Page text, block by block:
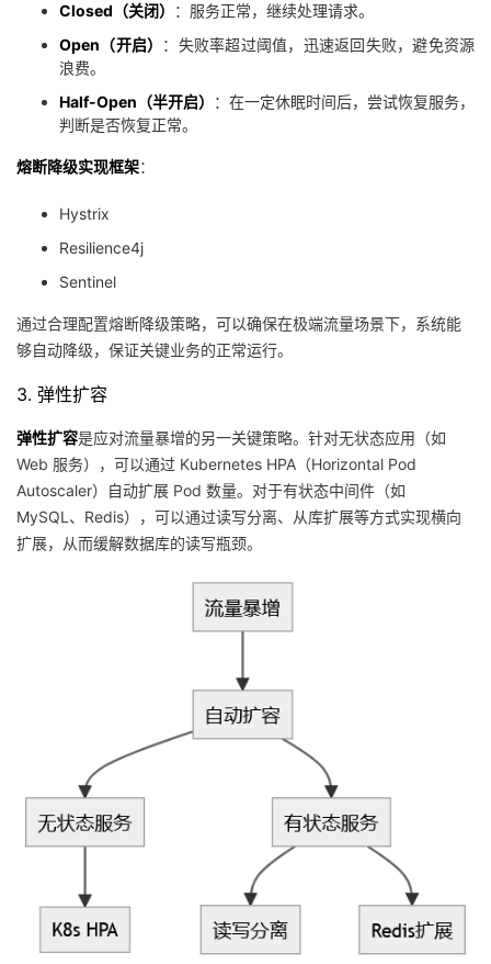
验
收
藏
议
Closed（关闭）
：服务正常，继续处理请求。
Open（开启）
：失败率超过阈值，迅速返回失败，避免资源
浪费。
Half-Open（半开启）
：在一定休眠时间后，尝试恢复服务，
判断是否恢复正常。
熔断降级实现框架：
Hystrix
Resilience4j
Sentinel
通过合理配置熔断降级策略，可以确保在极端流量场景下，系统能
够自动降级，保证关键业务的正常运行。
3. 弹性扩容
弹性扩容是应对流量暴增的另一关键策略。针对无状态应用（如
Web 服务），可以通过 Kubernetes HPA（Horizontal Pod
Autoscaler）自动扩展 Pod 数量。对于有状态中间件（如
MySQL、Redis），可以通过读写分离、从库扩展等方式实现横向
扩展，从而缓解数据库的读写瓶颈。